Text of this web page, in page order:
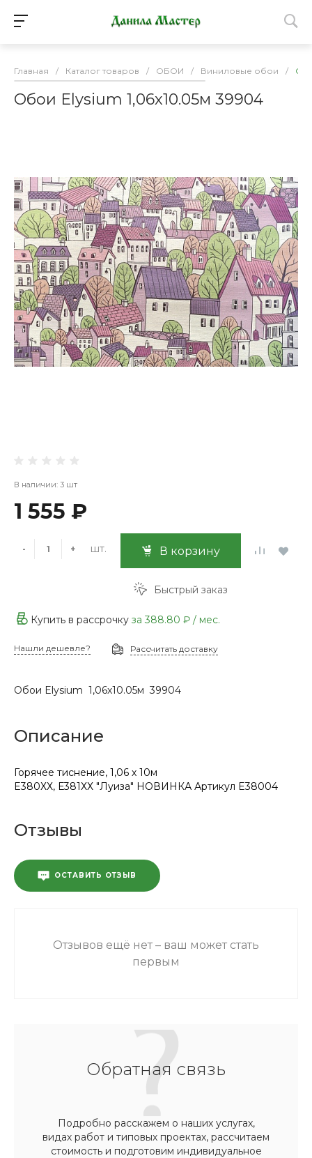
Главная / Каталог товаров / ОБОИ / Виниловые обои /
Обои Elysium 1,06х10.05м 39904
В наличии: 3 шт
1 555 ₽
- + шт. В корзину
Быстрый заказ
Купить в рассрочку за 388.80 ₽ / мес.
Нашли дешевле? Рассчитать доставку
Обои Elysium 1,06х10.05м 39904
Описание
Горячее тиснение, 1,06 х 10м
E380ХХ, Е381ХХ "Луиза" НОВИНКА Артикул E38004
Отзывы
ОСТАВИТЬ ОТЗЫВ
Отзывов ещё нет – ваш может стать
первым
Обратная связь
Подробно расскажем о наших услугах,
видах работ и типовых проектах, рассчитаем
стоимость и подготовим индивидуальное